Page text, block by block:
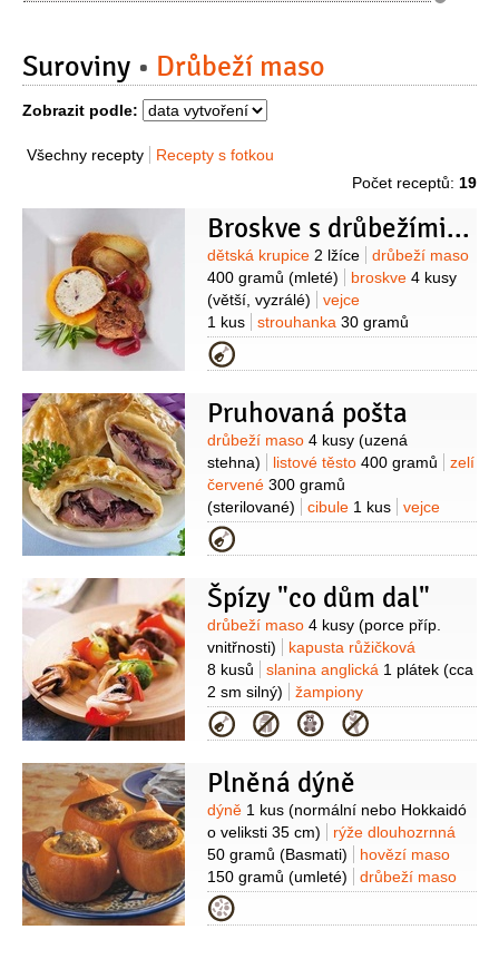
Suroviny Drůbeží maso
Zobrazit podle:
Všechny recepty
Recepty s fotkou
Počet receptů: 19
Broskve s drůbežími kuličkami
Suroviny
dětská krupice 2 lžíce
drůbeží maso
400 gramů (mleté) broskve 4 kusy
(větší, vyzrálé)
vejce
1 kus
strouhanka 30 gramů
(prosátá)
2 lžičky
cibule červená
1 lžička
sůl1 špetka (podle chuti)
Kategorie
Pruhovaná pošta
Suroviny
drůbeží maso 4 kusy (uzená
stehna)
listové těsto 400 gramů
zelí
červené 300 gramů
(sterilované)
cibule 1 kus
vejce
1 kus
slunečnicový2 lžíce
strouhanka
Kategorie
Špízy "co dům dal"
Suroviny
drůbeží maso 4 kusy (porce příp.
vnitřnosti)
kapusta růžičková
8 kusů
slanina anglická 1 plátek (cca
2 sm silný)
žampiony
8 kusů
paprika 1 kus
1 kus
olej olivový
pepř černý
Kategorie
Plněná dýně
Suroviny
dýně 1 kus (normální nebo Hokkaidó
o veliksti 35 cm)
rýže dlouhozrnná
50 gramů (Basmati)
hovězí maso
150 gramů (umleté)
drůbeží maso
50 gramů
1/2kusu cibule
olej olivový
Kategorie